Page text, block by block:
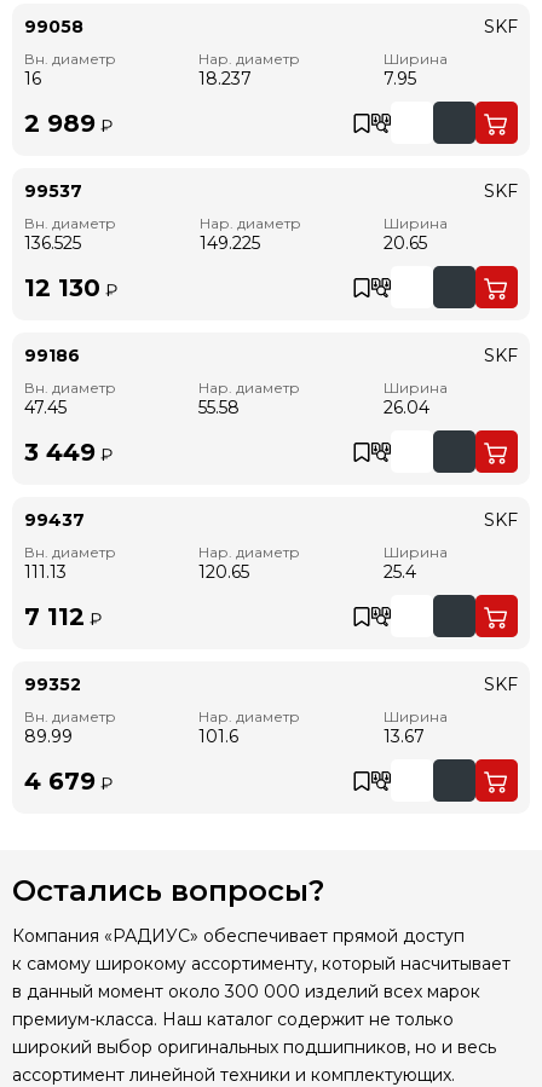
99058
Вн. диаметр
16
Нар. диаметр
18.237
Ширина
7.95
SKF
2 989 ₽
99537
Вн. диаметр
136.525
Нар. диаметр
149.225
Ширина
20.65
SKF
12 130 ₽
99186
Вн. диаметр
47.45
Нар. диаметр
55.58
Ширина
26.04
SKF
3 449 ₽
99437
Вн. диаметр
111.13
Нар. диаметр
120.65
Ширина
25.4
SKF
7 112 ₽
99352
Вн. диаметр
89.99
Нар. диаметр
101.6
Ширина
13.67
SKF
4 679 ₽
Остались вопросы?
Компания «РАДИУС» обеспечивает прямой доступ
к самому широкому ассортименту, который насчитывает
в данный момент около 300 000 изделий всех марок
премиум-класса. Наш каталог содержит не только
широкий выбор оригинальных подшипников, но и весь
ассортимент линейной техники и комплектующих.